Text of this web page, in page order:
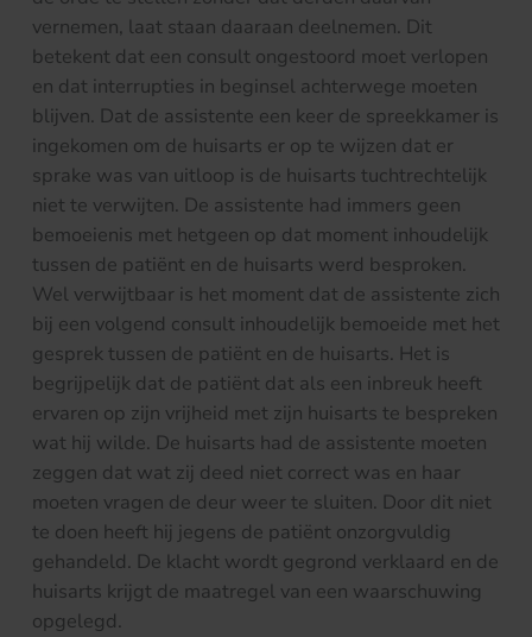
vernemen, laat staan daaraan deelnemen. Dit
betekent dat een consult ongestoord moet verlopen
en dat interrupties in beginsel achterwege moeten
blijven. Dat de assistente een keer de spreekkamer is
ingekomen om de huisarts er op te wijzen dat er
sprake was van uitloop is de huisarts tuchtrechtelijk
niet te verwijten. De assistente had immers geen
bemoeienis met hetgeen op dat moment inhoudelijk
tussen de patiënt en de huisarts werd besproken.
Wel verwijtbaar is het moment dat de assistente zich
bij een volgend consult inhoudelijk bemoeide met het
gesprek tussen de patiënt en de huisarts. Het is
begrijpelijk dat de patiënt dat als een inbreuk heeft
ervaren op zijn vrijheid met zijn huisarts te bespreken
wat hij wilde. De huisarts had de assistente moeten
zeggen dat wat zij deed niet correct was en haar
moeten vragen de deur weer te sluiten. Door dit niet
te doen heeft hij jegens de patiënt onzorgvuldig
gehandeld. De klacht wordt gegrond verklaard en de
huisarts krijgt de maatregel van een waarschuwing
opgelegd.